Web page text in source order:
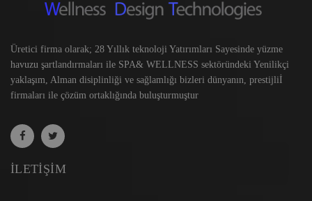
Üretici firma olarak; 28 Yıllık teknoloji Yatırımları Sayesinde yüzme
havuzu şartlandırmaları ile SPA& WELLNESS sektöründeki Yenilikçi
yaklaşım, Alman disiplinliği ve sağlamlığı bizleri dünyanın, prestijliİ
firmaları ile çözüm ortaklığında buluşturmuştur
İLETIŞIM